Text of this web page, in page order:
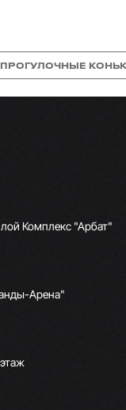
ПРОГУЛОЧНЫЕ
Комплекс "Арбат"
Арена"